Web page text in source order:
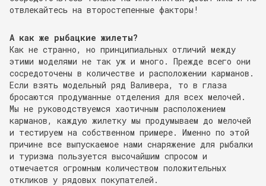
отвлекайтесь на второстепенные факторы!
А как же рыбацкие жилеты?
Как не странно, но принципиальных отличий между
этими моделями не так уж и много. Прежде всего они
сосредоточены в количестве и расположении карманов.
Если взять модельный ряд Валивера, то в глаза
бросаются продуманные отделения для всех мелочей.
Мы не руководствуемся хаотичным расположением
карманов, каждую жилетку мы продумываем до мелочей
и тестируем на собственном примере. Именно по этой
причине все выпускаемое нами снаряжение для рыбалки
и туризма пользуется высочайшим спросом и
отмечается огромным количеством положительных
откликов у рядовых покупателей.